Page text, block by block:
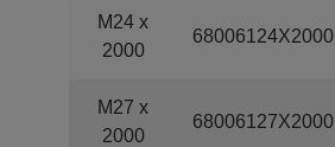
M24 x
2000
68006124X2000
M27 x
2000
68006127X2000